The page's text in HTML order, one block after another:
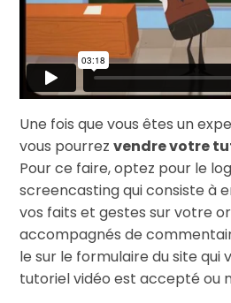
Une fois que vous êtes un
vous pourrezvendre votre
Pour ce faire, optez pour le
screencasting qui consiste à
vos faits et gestes sur votre
accompagnés de
le sur le formulaire du site qui
tutoriel vidéo est accepté ou